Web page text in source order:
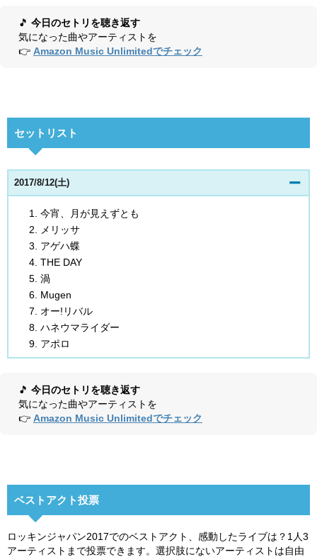
🎵 今日のセトリを聴き返す
気になった曲やアーティストを
👉 Amazon Music Unlimitedでチェック
セットリスト
2017/8/12(土)
今宵、月が見えずとも
メリッサ
アゲハ蝶
THE DAY
渦
Mugen
オー!リバル
ハネウマライダー
アポロ
🎵 今日のセトリを聴き返す
気になった曲やアーティストを
👉 Amazon Music Unlimitedでチェック
ベストアクト投票
ロッキンジャパン2017でのベストアクト、感動したライブは？1人3
アーティストまで投票できます。選択肢にないアーティストは自由